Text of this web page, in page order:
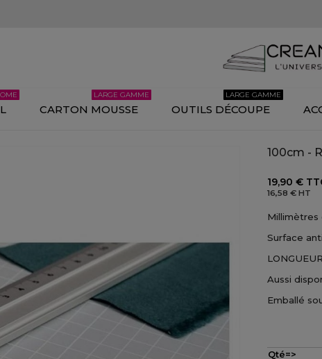
CARTON MOUSSE
LARGE GAMME
OUTILS DÉCOUPE
LARGE GAMME
100cm -
19,90 €
16,58 € HT
Surface
Aussi
Emballé
Qté=>